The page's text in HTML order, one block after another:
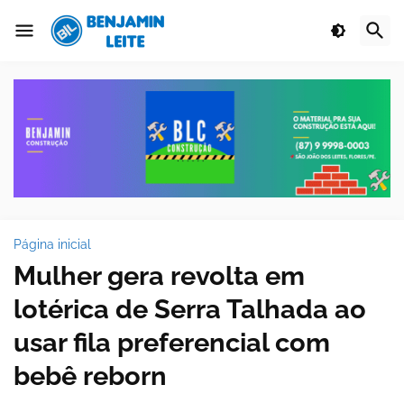
Página inicial
Mulher gera revolta em
lotérica de Serra Talhada ao
usar fila preferencial com
bebê reborn